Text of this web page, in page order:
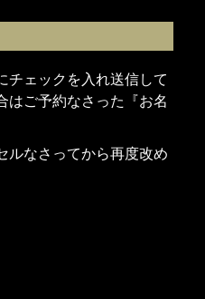
チェックを入れ送信して
はご予約なさった『お名
ルなさってから再度改め